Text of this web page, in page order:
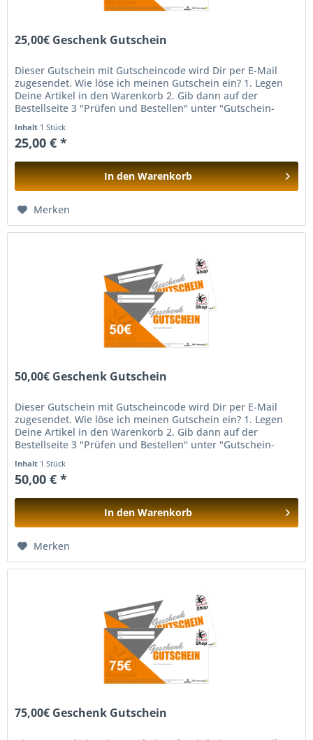
25,00€ Geschenk Gutschein
Dieser Gutschein mit Gutscheincode wird Dir per E-Mail
zugesendet. Wie löse ich meinen Gutschein ein? 1. Legen
Deine Artikel in den Warenkorb 2. Gib dann auf der
Bestellseite 3 "Prüfen und Bestellen" unter "Gutschein-
Inhalt 1 Stück
25,00 € *
In den Warenkorb
Merken
50,00€ Geschenk Gutschein
Dieser Gutschein mit Gutscheincode wird Dir per E-Mail
zugesendet. Wie löse ich meinen Gutschein ein? 1. Legen
Deine Artikel in den Warenkorb 2. Gib dann auf der
Bestellseite 3 "Prüfen und Bestellen" unter "Gutschein-
Inhalt 1 Stück
50,00 € *
In den Warenkorb
Merken
75,00€ Geschenk Gutschein